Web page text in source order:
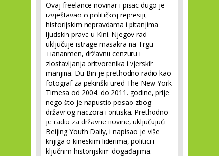
Ovaj freelance novinar i pisac dugo je
izvještavao o političkoj represiji,
historijskim nepravdama i pitanjima
ljudskih prava u Kini. Njegov rad
uključuje istrage masakra na Trgu
Tiananmen, državnu cenzuru i
zlostavljanja pritvorenika i vjerskih
manjina. Du Bin je prethodno radio kao
fotograf za pekinški ured The New York
Timesa od 2004. do 2011. godine, prije
nego što je napustio posao zbog
državnog nadzora i pritiska. Prethodno
je radio za državne novine, uključujući
Beijing Youth Daily, i napisao je više
knjiga o kineskim liderima, politici i
ključnim historijskim događajima.